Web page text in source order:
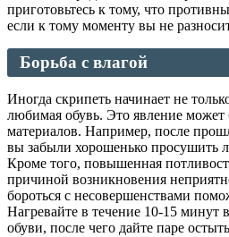
приготовьтесь к тому, что
если к тому моменту вы не
Борьба с влагой
Иногда скрипеть начинает не
любимая обувь. Это явление
материалов. Например, после
вы забыли хорошенько просушить
Кроме того, повышенная
причиной возникновения
бороться с несовершенствами
Нагревайте в течение 10-15 минут
обуви, после чего дайте паре